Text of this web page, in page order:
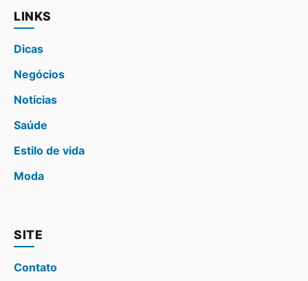
LINKS
Dicas
Negócios
Notícias
Saúde
Estilo de vida
Moda
SITE
Contato